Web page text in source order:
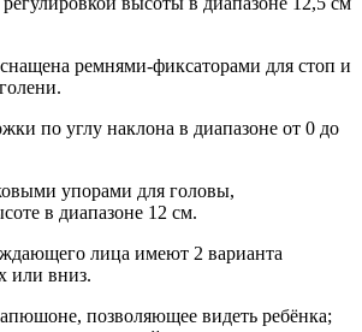
ремнями-фиксаторами для стоп и
по углу наклона в диапазоне от 0 до
упорами для головы,
в диапазоне 12 см.
лица имеют 2 варианта
или вниз.
позволяющее видеть ребёнка;